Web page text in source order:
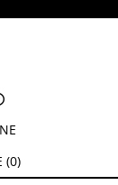
(0)